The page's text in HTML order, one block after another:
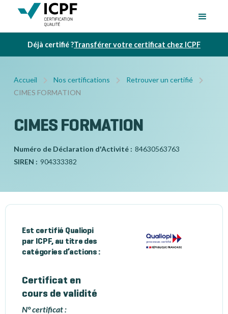
Déjà certifié ?Transférer votre certificat chez ICPF
Accueil Nos certifications
Retrouver un certifié
CIMES FORMATION
CIMES FORMATION
Numéro de Déclaration d'Activité : 84630563763
SIREN : 904333382
Est certifié Qualiopi
par ICPF, au titre des
catégories d’actions :
Certificat en
cours de validité
N° certificat :